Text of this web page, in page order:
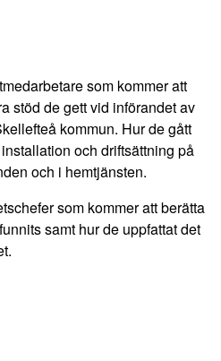
som kommer att
stöd de gett vid införandet av
kommun. Hur de gått
och driftsättning på
och i hemtjänsten.
som kommer att berätta
samt hur de uppfattat det